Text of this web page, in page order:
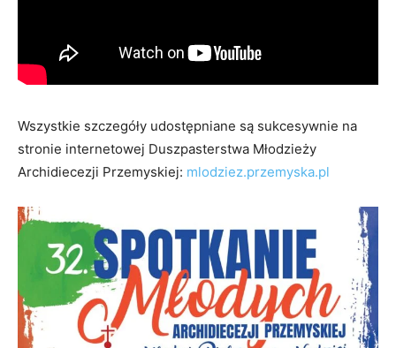
Wszystkie szczegóły udostępniane są sukcesywnie na
stronie internetowej Duszpasterstwa Młodzieży
Archidiecezji Przemyskiej: mlodziez.przemyska.pl